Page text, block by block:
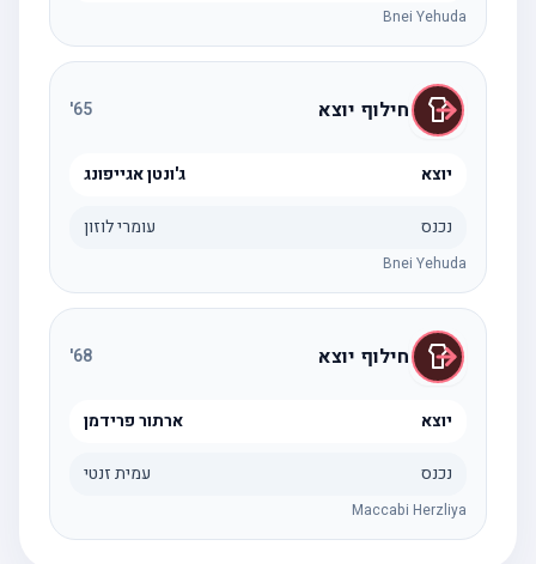
Bnei Yehuda
חילוף יוצא 65
'
יוצא ג'ונטן אגייפונג
נכנס עומרי לוזון
Bnei Yehuda
חילוף יוצא 68
'
יוצא ארתור פרידמן
נכנס עמית זנטי
Maccabi Herzliya